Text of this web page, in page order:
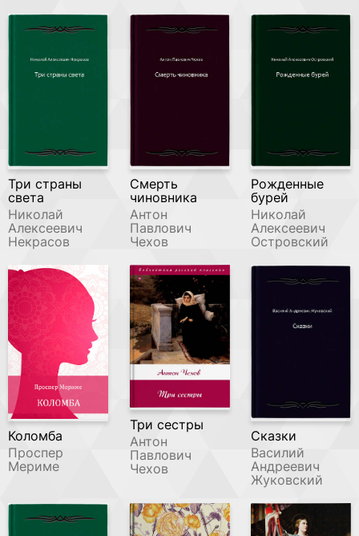
Три страны
света
Николай
Алексеевич
Некрасов
Смерть
чиновника
Антон
Павлович
Чехов
Рожденные
бурей
Николай
Алексеевич
Островский
Коломба
Проспер
Мериме
Три сестры
Антон
Павлович
Чехов
Сказки
Василий
Андреевич
Жуковский